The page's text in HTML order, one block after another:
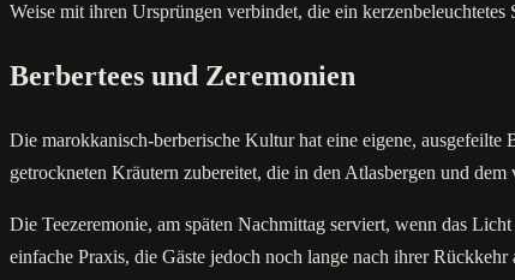
Weise mit ihren Ursprüngen verbindet, die ein kerzenbeleuchtetes
Berbertees und Zeremonien
Die marokkanisch-berberische Kultur hat eine eigene,
getrockneten Kräutern zubereitet, die in den Atlasbergen und
Die Teezeremonie, am späten Nachmittag serviert, wenn das
einfache Praxis, die Gäste jedoch noch lange nach ihrer